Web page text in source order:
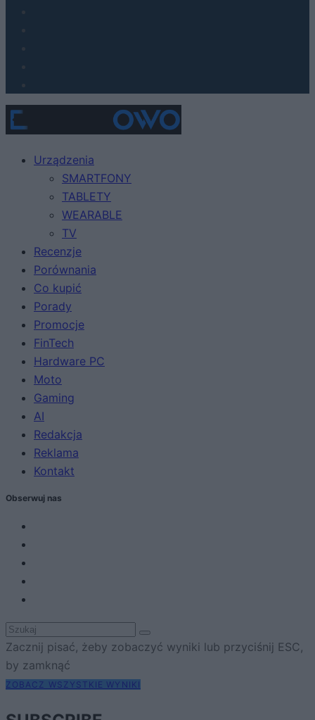
Urządzenia
SMARTFONY
TABLETY
WEARABLE
TV
Recenzje
Porównania
Co kupić
Porady
Promocje
FinTech
Hardware PC
Moto
Gaming
AI
Redakcja
Reklama
Kontakt
Obserwuj nas
Zacznij pisać, żeby zobaczyć wyniki lub przyciśnij ESC,
by zamknąć
ZOBACZ WSZYSTKIE WYNIKI